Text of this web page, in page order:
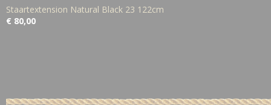
Staartextension Natural Black 23 122cm
€ 80,00